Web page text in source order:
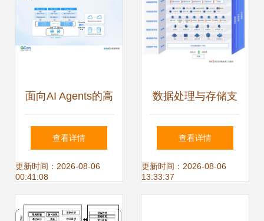
警与决策难题
面向AI Agents的高
性能数据基座 架构
设计与工程实践
查看详情
更新时间：2026-08-06
00:41:08
数据处理与存储支
持服务 企业数字化
转型的基石
查看详情
更新时间：2026-08-06
13:33:37